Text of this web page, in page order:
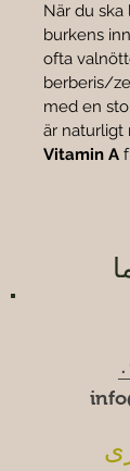
När du ska
burkens
ofta
berberis/
med en
är naturligt
Vitamin A